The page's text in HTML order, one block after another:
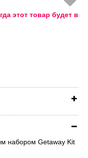
этот товар будет в
набором Getaway Kit